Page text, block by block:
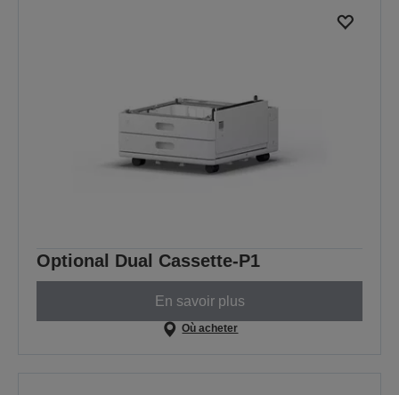
Optional Dual Cassette-P1
En savoir plus
Où acheter